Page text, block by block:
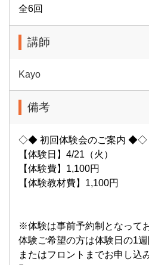
全6回
講師
Kayo
備考
◇◆ 初回体験会のご案内 ◆◇
【体験日】4/21（火）
【体験費】1,100円
【体験教材費】1,100円
※体験は事前予約制となって
体験ご希望の方は体験日の1週
またはフロントまでお申し込